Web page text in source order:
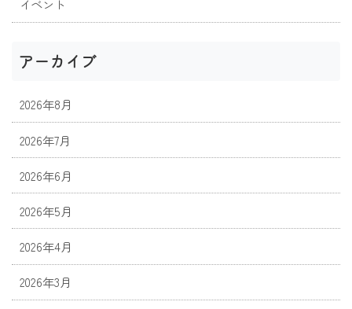
イベント
アーカイブ
2026年8月
2026年7月
2026年6月
2026年5月
2026年4月
2026年3月